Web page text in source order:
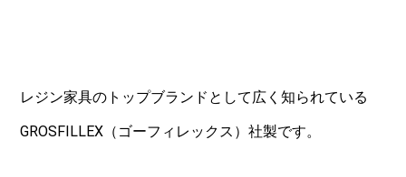
レジン家具のトップブランドとして広く知られている
GROSFILLEX（ゴーフィレックス）社製です。